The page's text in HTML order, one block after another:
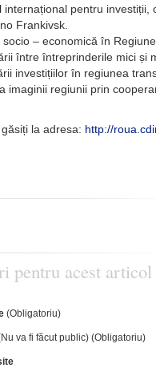
pentru investiții,
Frankivsk.
– economică în
între întreprinderile mici și
investițiilor în regiunea
imaginii regiunii prin
la adresa: http://
pentru acest articol
(Obligatoriu)
va fi făcut public) (Obligatoriu)